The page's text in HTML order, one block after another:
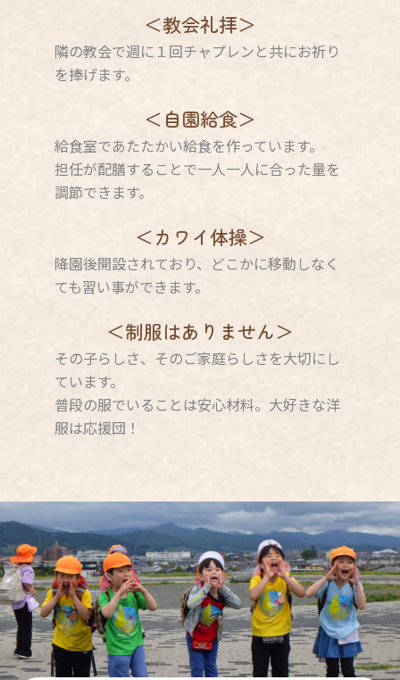
＜教会礼拝＞
隣の教会で週に１回チャプレンと共にお祈り
を捧げます。
＜自園給食＞
給食室であたたかい給食を作っています。
担任が配膳することで一人一人に合った量を
調節できます。
＜カワイ体操＞
降園後開設されており、どこかに移動しなく
ても習い事ができます。
＜制服はありません＞
その子らしさ、そのご家庭らしさを大切にし
ています。
普段の服でいることは安心材料。大好きな洋
服は応援団！